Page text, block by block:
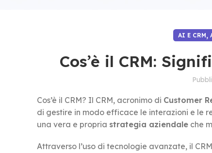
AI E CRM,
Cos’è il CRM:
Cos’è il CRM? Il CRM, acronimo di Customer
di gestire in modo efficace le interazioni e le
una vera e propria strategia aziendale che
Attraverso l’uso di tecnologie avanzate, il